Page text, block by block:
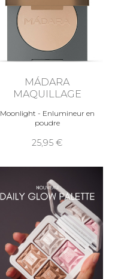
MÁDARA
MAQUILLAGE
Moonlight - Enlumineur en
poudre
25,95